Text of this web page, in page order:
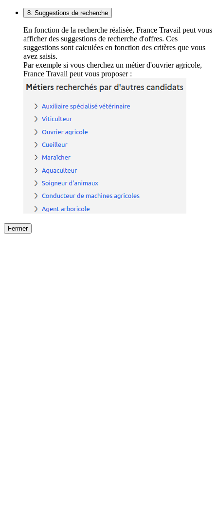
8. Suggestions de recherche
En fonction de la recherche réalisée, France Travail peut vous
afficher des suggestions de recherche d'offres. Ces
suggestions sont calculées en fonction des critères que vous
avez saisis.
Par exemple si vous cherchez un métier d'ouvrier agricole,
France Travail peut vous proposer :
Fermer